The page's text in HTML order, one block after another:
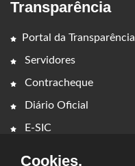
Transparência
Portal da Transparência
Servidores
Contracheque
Diário Oficial
E-SIC
Cookies.